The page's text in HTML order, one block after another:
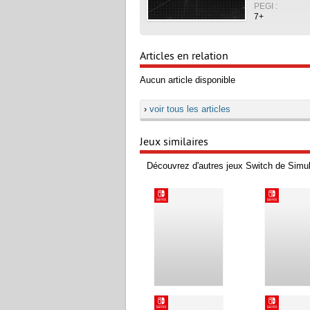
PEGI :
7+
Articles en relation
Aucun article disponible
› voir tous les articles
Jeux similaires
Découvrez d'autres jeux Switch de